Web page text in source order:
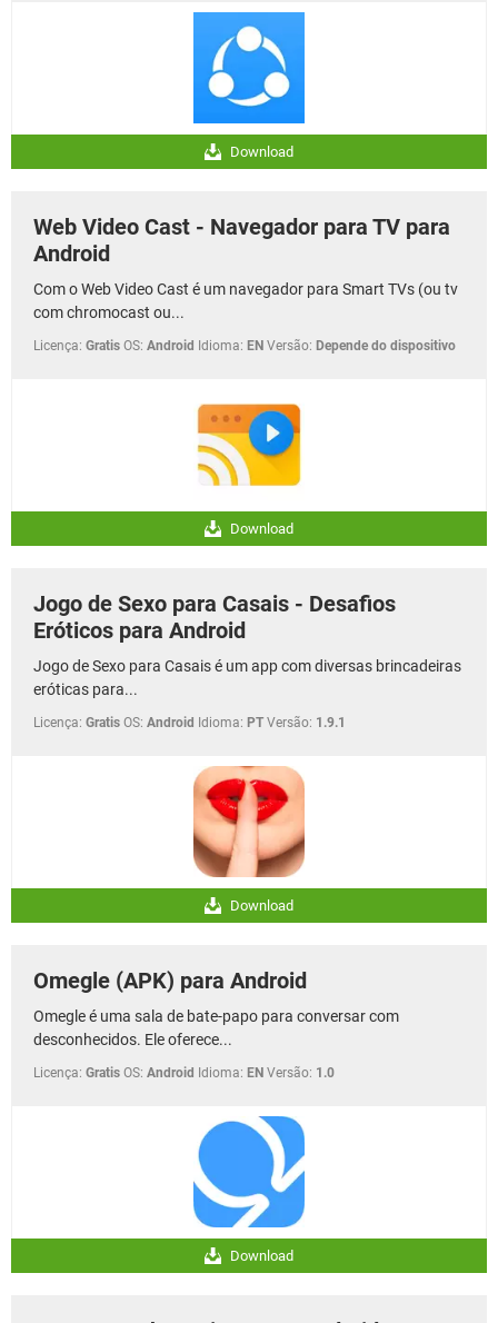
Download
Web Video Cast - Navegador para TV para
Android
Com o Web Video Cast é um navegador para Smart TVs (ou tv
com chromocast ou...
Licença: Gratis OS: Android Idioma: EN Versão: Depende do dispositivo
Download
Jogo de Sexo para Casais - Desafios
Eróticos para Android
Jogo de Sexo para Casais é um app com diversas brincadeiras
eróticas para...
Licença: Gratis OS: Android Idioma: PT Versão: 1.9.1
Download
Omegle (APK) para Android
Omegle é uma sala de bate-papo para conversar com
desconhecidos. Ele oferece...
Licença: Gratis OS: Android Idioma: EN Versão: 1.0
Download